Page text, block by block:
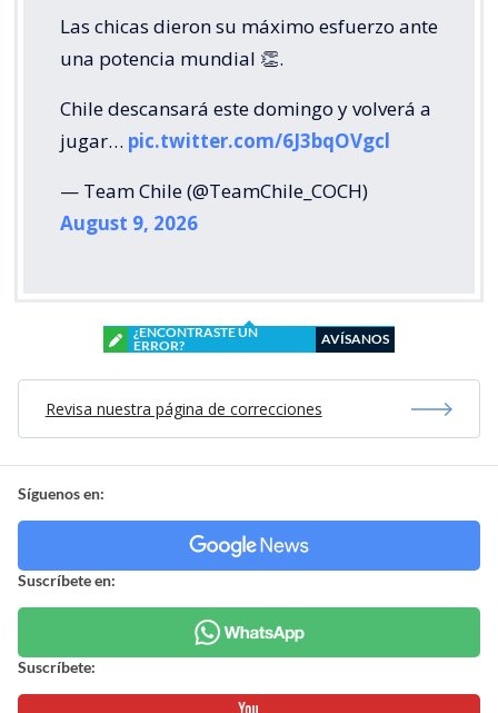
Las chicas dieron su máximo esfuerzo ante
una potencia mundial 👏.
Chile descansará este domingo y volverá a
jugar… pic.twitter.com/6J3bqOVgcl
— Team Chile (@TeamChile_COCH)
August 9, 2026
¿ENCONTRASTE UN
ERROR?
AVÍSANOS
Revisa nuestra página de correcciones
Síguenos en:
Suscríbete en:
Suscríbete: